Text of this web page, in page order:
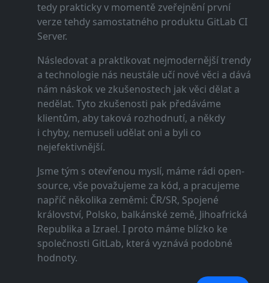
tedy prakticky v momentě zveřejnění první
verze tehdy samostatného produktu GitLab CI
Server.
Následovat a praktikovat nejmodernější trendy
a technologie nás neustále učí nové věci a dává
nám náskok ve zkušenostech jak věci dělat a
nedělat. Tyto zkušenosti pak předáváme
klientům, aby taková rozhodnutí, a někdy
i chyby, nemuseli udělat oni a byli co
nejefektivnější.
Jsme tým s otevřenou myslí, máme rádi open-
source, vše považujeme za kód, a pracujeme
napříč několika zeměmi: ČR/SR, Spojené
království, Polsko, balkánské země, Jihoafrická
Republika a Izrael. I proto máme blízko ke
společnosti GitLab, která vyznává podobné
hodnoty.